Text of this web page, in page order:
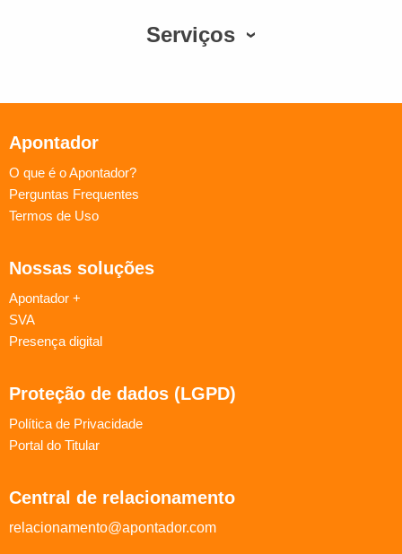
Serviços
Apontador
O que é o Apontador?
Perguntas Frequentes
Termos de Uso
Nossas soluções
Apontador +
SVA
Presença digital
Proteção de dados (LGPD)
Política de Privacidade
Portal do Titular
Central de relacionamento
relacionamento@apontador.com